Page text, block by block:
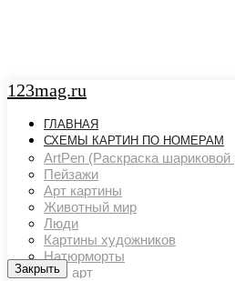
123mag.ru
ГЛАВНАЯ
СХЕМЫ КАРТИН ПО НОМЕРАМ
ArtPen (Раскраска шариковой
Пейзажи
Арт картины
Животный мир
Люди
Картины художников
Натюрморты
Поп арт
Закрыть
Закрыть